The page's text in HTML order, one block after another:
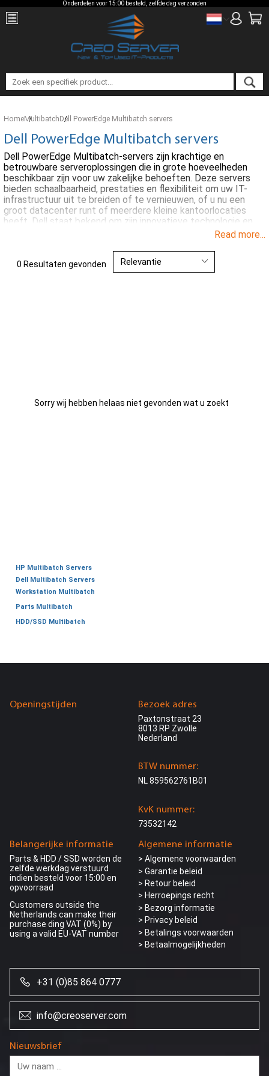
Onderdelen voor 15:00 besteld, zelfde dag verzonden
HomeMultibatchDell PowerEdge Multibatch servers
Dell PowerEdge Multibatch servers
Dell PowerEdge Multibatch-servers zijn krachtige en
betrouwbare serveroplossingen die in grote hoeveelheden
beschikbaar zijn voor uw zakelijke behoeften. Deze servers
bieden schaalbaarheid, prestaties en flexibiliteit om uw IT-
infrastructuur uit te breiden of te vernieuwen, of u nu een
groot datacenter runt of meerdere kleine kantoorlocaties
heeft. Dell staat bekend om zijn innovatieve technologie en
uitstekende support, en met PowerEdge Multibatch-servers
implementaties. Of u nu rackmount-servers, blade-servers of
tower-servers nodig heeft, Dell PowerEdge Multibatch heeft
de juiste oplossing om aan uw eisen te voldoen. Kies voor
Read more...
0 Resultaten gevonden
Sorry wij hebben helaas niet gevonden wat u zoekt
HP Multibatch Servers
Dell Multibatch Servers
Workstation Multibatch
Parts Multibatch
HDD/SSD Multibatch
Openingstijden
Belangerijke informatie
Parts & HDD / SSD worden de
zelfde werkdag verstuurd
indien besteld voor 15:00 en
opvoorraad
Customers outside the
Netherlands can make their
purchase ding VAT (0%) by
using a valid EU-VAT number
Algemene informatie
> Algemene voorwaarden
> Garantie beleid
> Retour beleid
> Herroepings recht
> Bezorg informatie
> Privacy beleid
> Betalings voorwaarden
> Betaalmogelijkheden
Bezoek adres
Paxtonstraat 23
8013 RP Zwolle
Nederland
BTW nummer:
NL 859562761B01
KvK nummer:
73532142
+31 (0)85 864 0777
info@creoserver.com
Nieuwsbrief